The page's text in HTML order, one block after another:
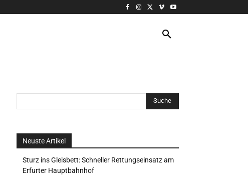
Neuste Artikel
Sturz ins Gleisbett: Schneller Rettungseinsatz am
Erfurter Hauptbahnhof